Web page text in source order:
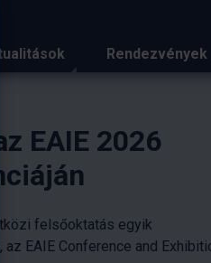
Rendezvények
kiemelt
2026
egyik
Conference and Exhibition